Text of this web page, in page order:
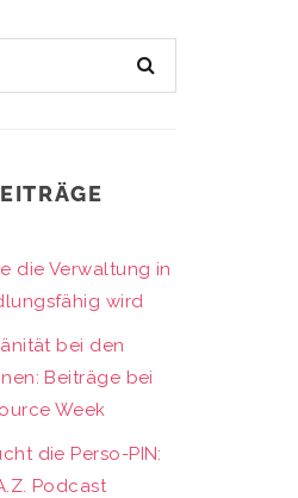
die Verwaltung in
wird
bei den
Beiträge bei
Week
die Perso-PIN:
Podcast